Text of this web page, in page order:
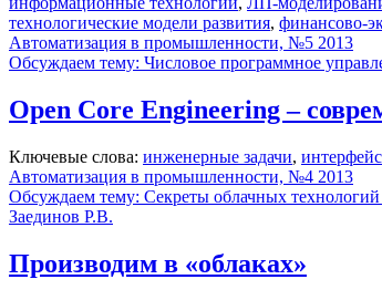
технологические модели развития, финансово-
Автоматизация в промышленности, №5 2013
Обсуждаем тему: Числовое программное
Open Core Engineering –
Ключевые слова: инженерные задачи, интерфейс
Автоматизация в промышленности, №4 2013
Обсуждаем тему: Секреты облачных
Заединов Р.В.
Производим в «облаках»